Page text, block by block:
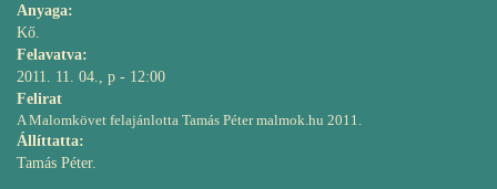
Anyaga:
Kő.
Felavatva:
2011. 11. 04., p - 12:00
Felirat
A Malomkövet felajánlotta Tamás Péter malmok.hu 2011.
Állíttatta:
Tamás Péter.